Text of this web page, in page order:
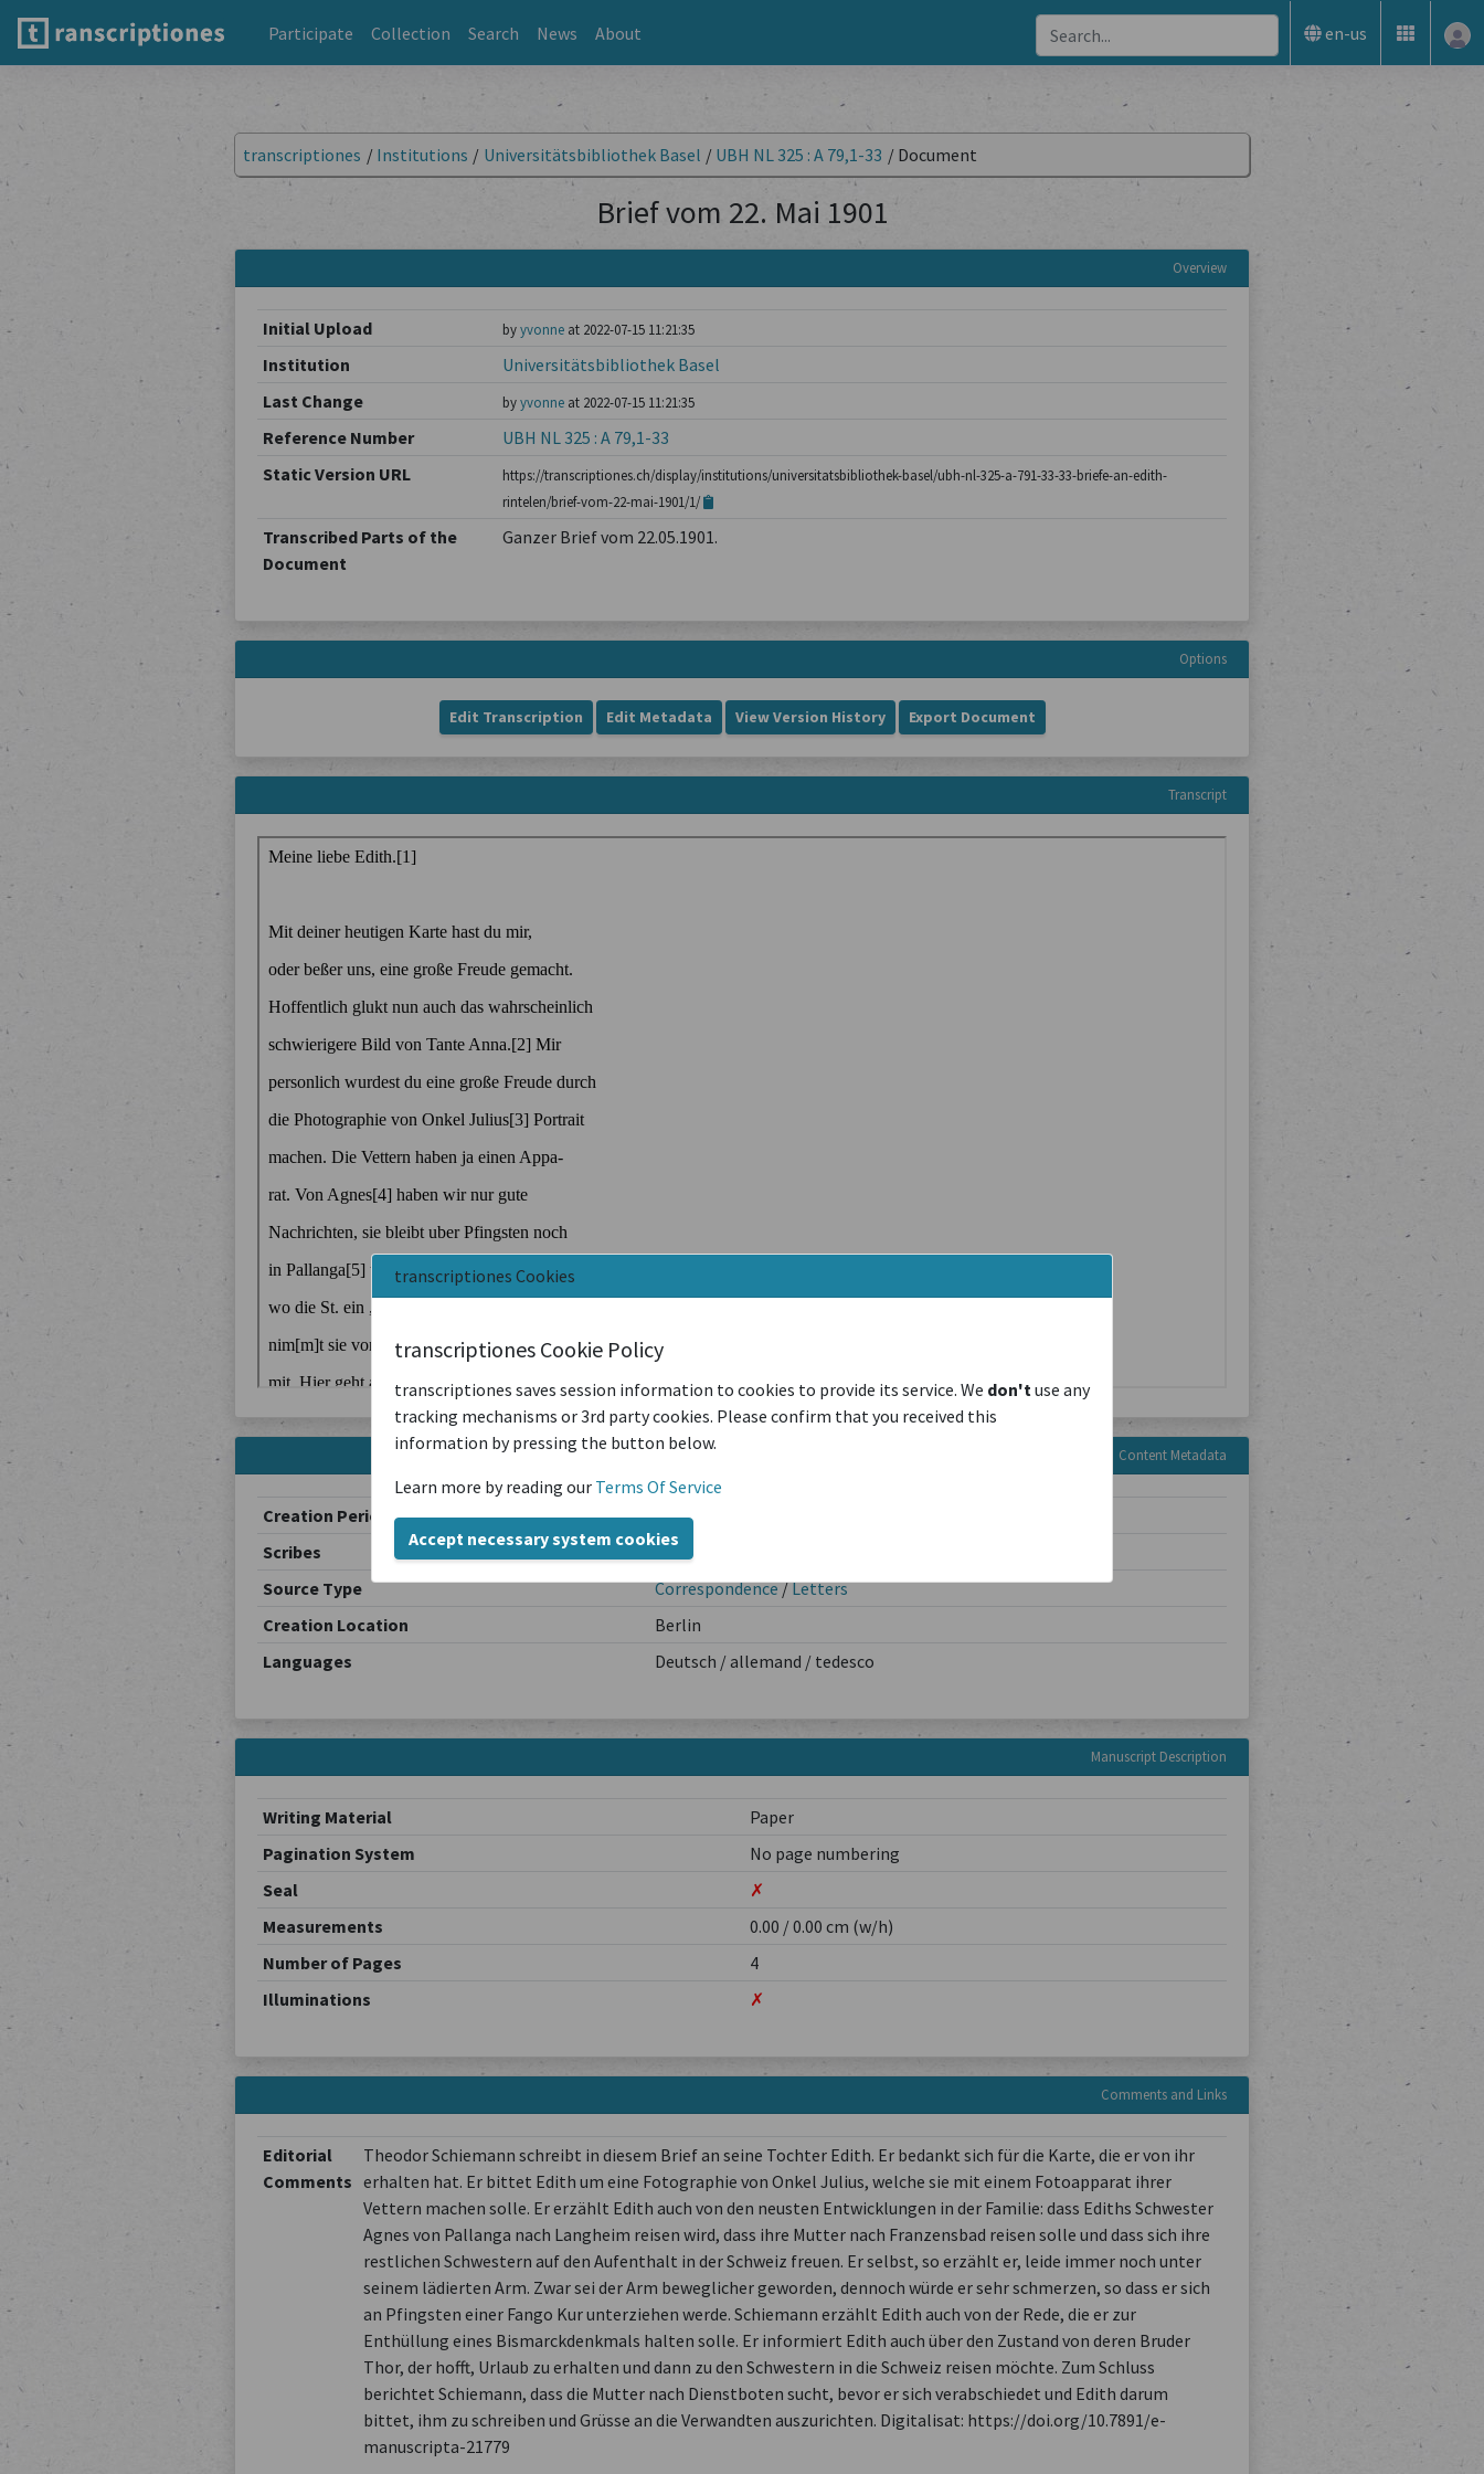
Participate Collection Search News About en-us
transcriptiones Cookies
transcriptiones Cookie Policy
transcriptiones saves session information to cookies to provide its service. We don't use any
tracking mechanisms or 3rd party cookies. Please confirm that you received this
information by pressing the button below.
Learn more by reading our Terms Of Service
Accept necessary system cookies
transcriptiones / Institutions / Universitätsbibliothek Basel / UBH NL 325 : A 79,1-33 / Document
Brief vom 22. Mai 1901
Overview
Initial Upload byyvonneat 2022-07-15 11:21:35
Institution
Universitätsbibliothek Basel
Last Change
byyvonneat 2022-07-15 11:21:35
Reference Number
UBH NL 325 : A 79,1-33
Static Version URL
https://transcriptiones.ch/display/institutions/universitatsbibliothek-basel/ubh-nl-325-a-791-33-33-briefe-an-edith-
rintelen/brief-vom-22-mai-1901/1/
Transcribed Parts of the
Document
Ganzer Brief vom 22.05.1901.
Options
Edit Transcription Edit Metadata View Version History Export Document
Transcript
Content Metadata
Creation Period
1901-05-22
Scribes
Theodor Schiemann
Source Type
Correspondence/Letters
Creation Location
Berlin
Languages
Deutsch / allemand / tedesco
Manuscript Description
Writing Material
Paper
Pagination System
No page numbering
Seal
✗
Measurements
0.00 / 0.00 cm (w/h)
Number of Pages
4
Illuminations
✗
Comments and Links
Editorial
Comments
Theodor Schiemann schreibt in diesem Brief an seine Tochter Edith. Er bedankt sich für die Karte, die er von ihr
erhalten hat. Er bittet Edith um eine Fotographie von Onkel Julius, welche sie mit einem Fotoapparat ihrer
Vettern machen solle. Er erzählt Edith auch von den neusten Entwicklungen in der Familie: dass Ediths Schwester
Agnes von Pallanga nach Langheim reisen wird, dass ihre Mutter nach Franzensbad reisen solle und dass sich ihre
restlichen Schwestern auf den Aufenthalt in der Schweiz freuen. Er selbst, so erzählt er, leide immer noch unter
seinem lädierten Arm. Zwar sei der Arm beweglicher geworden, dennoch würde er sehr schmerzen, so dass er sich
an Pfingsten einer Fango Kur unterziehen werde. Schiemann erzählt Edith auch von der Rede, die er zur
Enthüllung eines Bismarckdenkmals halten solle. Er informiert Edith auch über den Zustand von deren Bruder
Thor, der hofft, Urlaub zu erhalten und dann zu den Schwestern in die Schweiz reisen möchte. Zum Schluss
berichtet Schiemann, dass die Mutter nach Dienstboten sucht, bevor er sich verabschiedet und Edith darum
bittet, ihm zu schreiben und Grüsse an die Verwandten auszurichten. Digitalisat: https://doi.org/10.7891/e-
manuscripta-21779